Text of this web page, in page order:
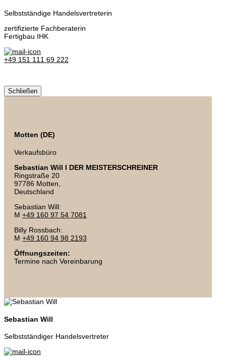
Selbstständige Handelsvertreterin
zertifizierte Fachberaterin
Fertigbau IHK
+49 151 111 69 222
Schließen
Motten (DE)
Verkaufsbüro
Sebastian Will I DER MEISTERSCHREINER
Ringstraße 20
97786 Motten,
Deutschland
Sebastian Will:
M +49 160 97 54 7081
Billy Rossbach:
M +49 160 94 98 2193
Öffnungszeiten:
Termine nach Vereinbarung
Sebastian Will
Selbstständiger Handelsvertreter